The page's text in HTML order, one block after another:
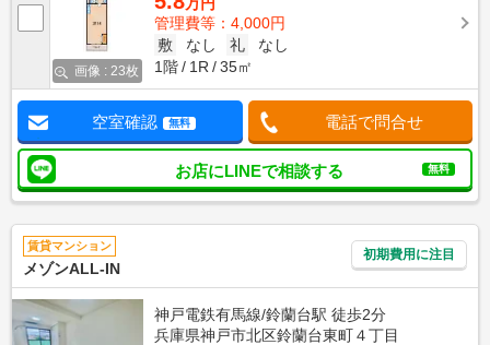
画像 : 23枚
管理費等：4,000円
敷
なし 礼
なし
1階
1R 35㎡
空室確認 無料 電話で問合せ
お店にLINEで相談する 無料
賃貸マンション
メゾンALL-IN
初期費用に注目
神戸電鉄有馬線/鈴蘭台駅 徒歩2分
兵庫県神戸市北区鈴蘭台東町４丁目